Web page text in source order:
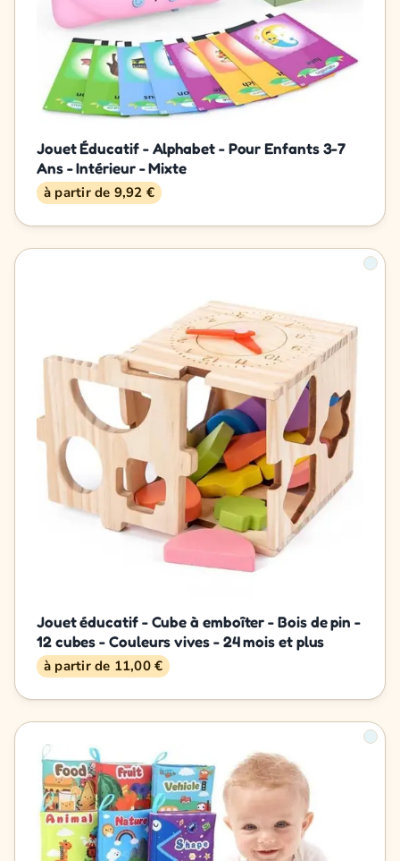
Jouet Éducatif - Alphabet - Pour Enfants 3-7
Ans - Intérieur - Mixte
à partir de 9,92 €
Jouet éducatif - Cube à emboîter - Bois de pin -
12 cubes - Couleurs vives - 24 mois et plus
à partir de 11,00 €